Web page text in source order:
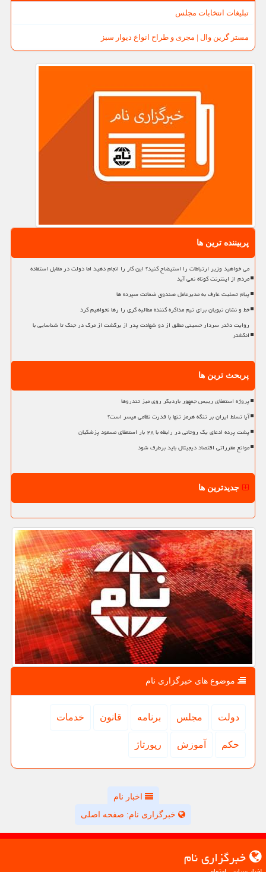
تبلیغات انتخابات مجلس
مستر گرین وال | مجری و طراح انواع دیوار سبز
پربیننده ترین ها
می خواهید وزیر ارتباطات را استیضاح کنید؟ این کار را انجام دهید اما دولت در مقابل استفاده
مردم از اینترنت کوتاه نمی آید
پیام تسلیت عارف به مدیرعامل صندوق ضمانت سپرده ها
خط و نشان نبویان برای تیم مذاکره کننده مطالبه گری را رها نخواهیم کرد
روایت دختر سردار حسینی مطلق از دو شهادت پدر از برگشت از مرگ در جنگ تا شناسایی با
انگشتر
پربحث ترین ها
پروژه استعفای رییس جمهور باردیگر روی میز تندروها
آیا تسلط ایران بر تنگه هرمز تنها با قدرت نظامی میسر است؟
پشت پرده ادعای یک روحانی در رابطه با ۲۸ بار استعفای مسعود پزشکیان
موانع مقرراتی اقتصاد دیجیتال باید برطرف شود
جدیدترین ها
موضوع های خبرگزاری نام
دولت مجلس برنامه قانون خدمات
حكم آموزش رپورتاژ
اخبار نام
خبرگزاری نام: صفحه اصلی
خبرگزاری نام